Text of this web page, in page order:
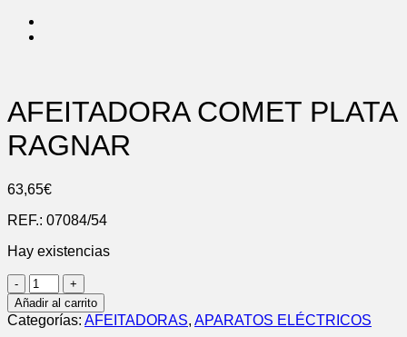
AFEITADORA COMET PLATA
RAGNAR
63,65€
REF.: 07084/54
Hay existencias
AFEITADORA
COMET
PLATA
RAGNAR
Añadir al carrito
Categorías: AFEITADORAS, APARATOS ELÉCTRICOS